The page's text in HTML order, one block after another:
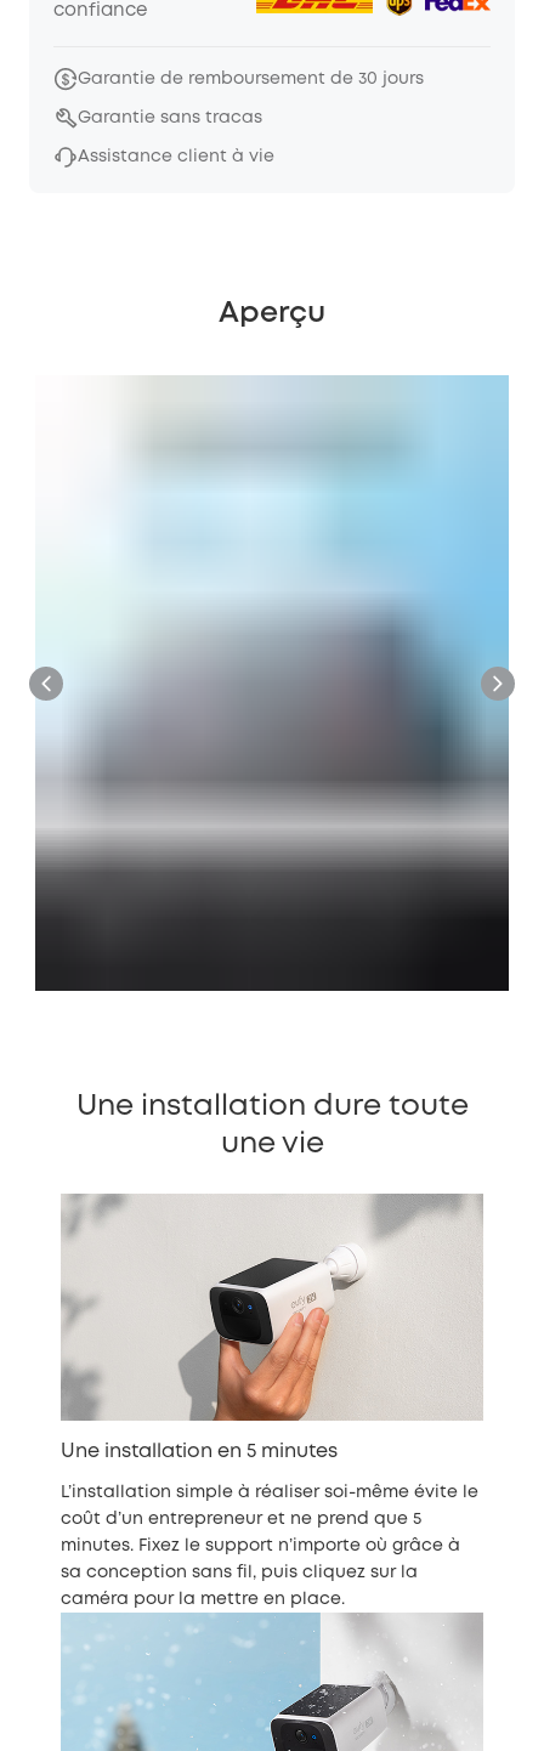
confiance
Garantie de remboursement de 30 jours
Garantie sans tracas
Assistance client à vie
Aperçu
Une installation dure toute
une vie
Une installation en 5 minutes
L’installation simple à réaliser soi-même évite le
coût d’un entrepreneur et ne prend que 5
minutes. Fixez le support n’importe où grâce à
sa conception sans fil, puis cliquez sur la
caméra pour la mettre en place.